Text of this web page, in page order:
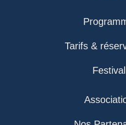
Tarifs &
Festival